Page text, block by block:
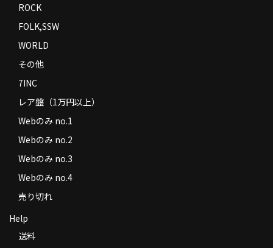
ROCK
FOLK,SSW
WORLD
その他
7INC
レア盤（1万円以上）
Webのみ no.1
Webのみ no.2
Webのみ no.3
Webのみ no.4
売り切れ
Help
送料